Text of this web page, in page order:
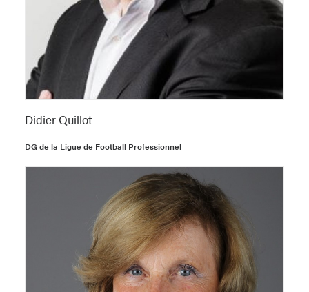
Didier Quillot
DG de la Ligue de Football Professionnel